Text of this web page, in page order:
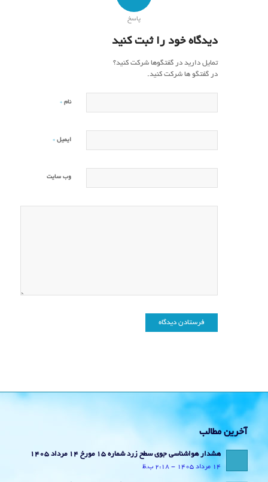
پاسخ
دیدگاه خود را ثبت کنید
تمایل دارید در گفتگوها شرکت کنید؟
در گفتگو ها شرکت کنید.
نام *
ایمیل *
وب‌ سایت
آخرین مطالب
هشدار هواشناسی جوی سطح زرد شماره 15 مورخ 14 مرداد 1405
14 مرداد 1405 - 2:18 ب.ظ